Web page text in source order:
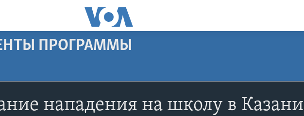
ПРОГРАММЫ
нападения на школу в Казани